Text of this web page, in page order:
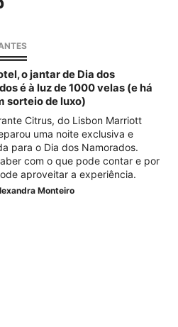
o jantar de Dia dos
é à luz de 1000 velas (e há
sorteio de luxo)
Citrus, do Lisbon Marriott
uma noite exclusiva e
para o Dia dos Namorados.
com o que pode contar e por
aproveitar a experiência.
Monteiro